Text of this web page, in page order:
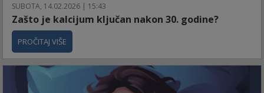
SUBOTA, 14.02.2026 | 15:43
Zašto je kalcijum ključan nakon 30. godine?
PROČITAJ VIŠE